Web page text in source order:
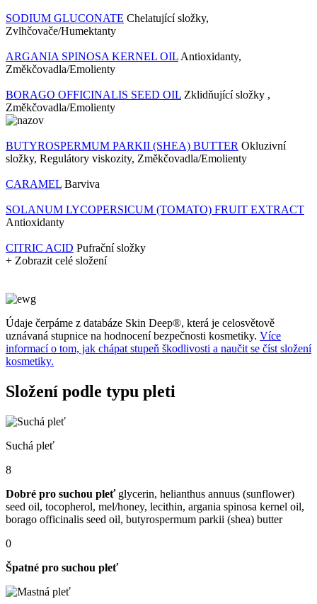
SODIUM GLUCONATE Chelatující složky,
Zvlhčovače/Humektanty
ARGANIA SPINOSA KERNEL OIL Antioxidanty,
Změkčovadla/Emolienty
BORAGO OFFICINALIS SEED OIL Zklidňující složky ,
Změkčovadla/Emolienty
BUTYROSPERMUM PARKII (SHEA) BUTTER Okluzivní
složky, Regulátory viskozity, Změkčovadla/Emolienty
CARAMEL Barviva
SOLANUM LYCOPERSICUM (TOMATO) FRUIT EXTRACT
Antioxidanty
CITRIC ACID Pufrační složky
+ Zobrazit celé složení
Údaje čerpáme z databáze Skin Deep®, která je celosvětově
uznávaná stupnice na hodnocení bezpečnosti kosmetiky. Více
informací o tom, jak chápat stupeň škodlivosti a naučit se číst složení
kosmetiky.
Složení podle typu pleti
Suchá pleť
8
Dobré pro suchou pleť glycerin, helianthus annuus (sunflower)
seed oil, tocopherol, mel/honey, lecithin, argania spinosa kernel oil,
borago officinalis seed oil, butyrospermum parkii (shea) butter
0
Špatné pro suchou pleť